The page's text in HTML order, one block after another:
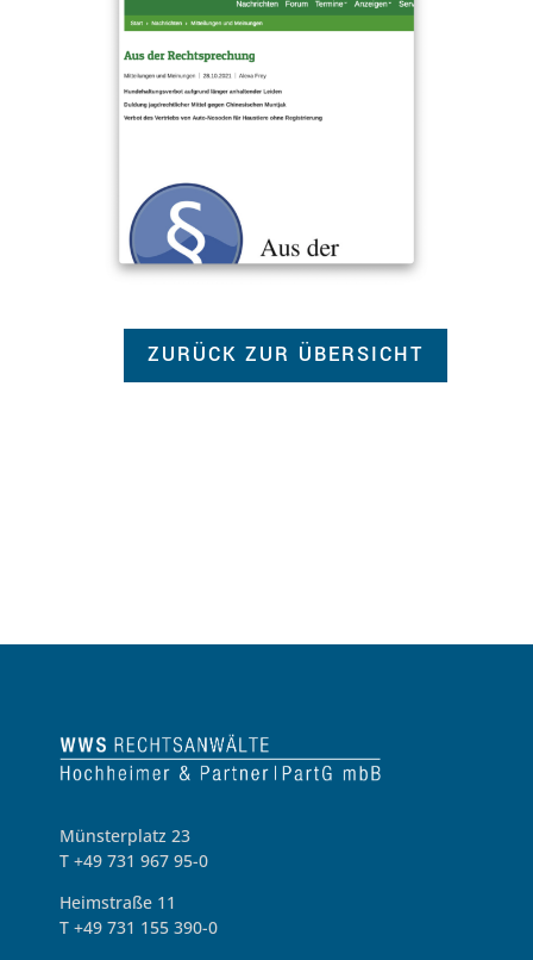
ZURÜCK ZUR ÜBERSICHT
Münsterplatz 23
T +49 731 967 95-0
Heimstraße 11
T +49 731 155 390-0